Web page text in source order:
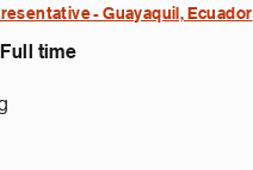
- Guayaquil, Ecuador
Full time